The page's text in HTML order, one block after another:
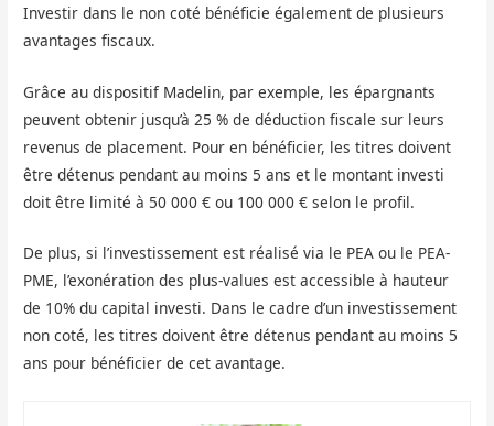
Investir dans le non coté bénéficie également de plusieurs
avantages fiscaux.
Grâce au dispositif Madelin, par exemple, les épargnants
peuvent obtenir jusqu’à 25 % de déduction fiscale sur leurs
revenus de placement. Pour en bénéficier, les titres doivent
être détenus pendant au moins 5 ans et le montant investi
doit être limité à 50 000 € ou 100 000 € selon le profil.
De plus, si l’investissement est réalisé via le PEA ou le PEA-
PME, l’exonération des plus-values ​​est accessible à hauteur
de 10% du capital investi. Dans le cadre d’un investissement
non coté, les titres doivent être détenus pendant au moins 5
ans pour bénéficier de cet avantage.